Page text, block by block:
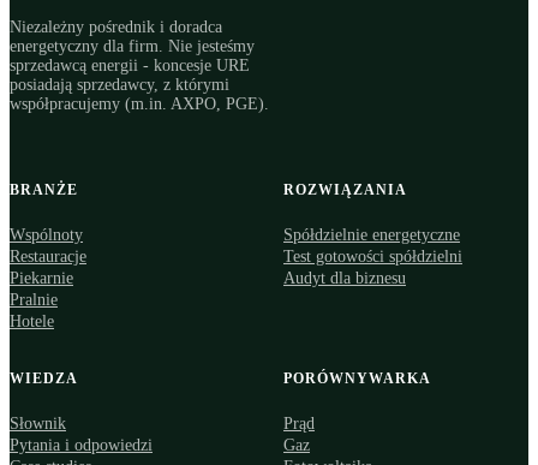
Niezależny pośrednik i doradca
energetyczny dla firm. Nie jesteśmy
sprzedawcą energii - koncesje URE
posiadają sprzedawcy, z którymi
współpracujemy (m.in. AXPO, PGE).
BRANŻE
Wspólnoty
Restauracje
Piekarnie
Pralnie
Hotele
ROZWIĄZANIA
Spółdzielnie energetyczne
Test gotowości spółdzielni
Audyt dla biznesu
WIEDZA
Słownik
Pytania i odpowiedzi
PORÓWNYWARKA
Prąd
Gaz